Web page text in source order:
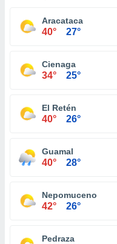
Aracataca
40° 27°
Cienaga
34° 25°
El Retén
40° 26°
Guamal
40° 28°
Nepomuceno
42° 26°
Pedraza